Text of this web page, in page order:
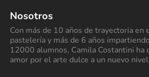
Nosotros
Con más de 10 años de trayectoria en
pastelería y más de 6 años
12000 alumnos, Camila Costantini ha
amor por el arte dulce a un nuevo